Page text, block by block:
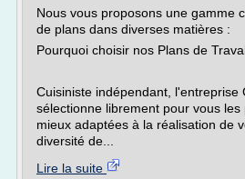
Nous vous proposons une gamme
de plans dans diverses matières :
Pourquoi choisir nos Plans de
Cuisiniste indépendant, l'entreprise
sélectionne librement pour vous
mieux adaptées à la réalisation de
diversité de...
Lire la suite